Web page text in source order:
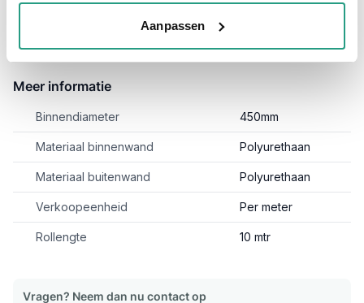
Aanpassen
Lengte: Per meter te bestellen
Toepassing: Afzuigen van stof, zaagsel en andere slijtende
Meer informatie
Binnendiameter 450mm
Materiaal binnenwand Polyurethaan
Materiaal buitenwand Polyurethaan
Verkoopeenheid Per meter
Rollengte 10 mtr
Vragen? Neem dan nu contact op